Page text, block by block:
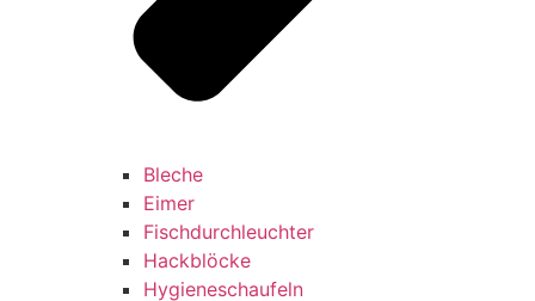
Bleche
Eimer
Fischdurchleuchter
Hackblöcke
Hygieneschaufeln